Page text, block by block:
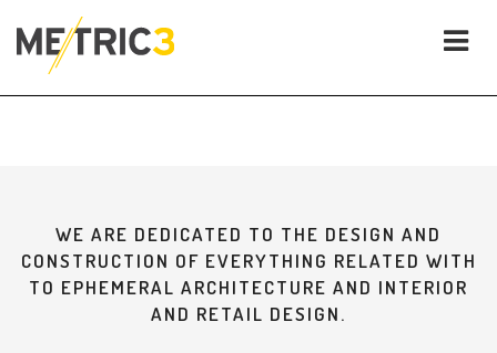
WE ARE DEDICATED TO THE DESIGN AND
CONSTRUCTION OF EVERYTHING RELATED WITH
TO EPHEMERAL ARCHITECTURE AND INTERIOR
AND RETAIL DESIGN.